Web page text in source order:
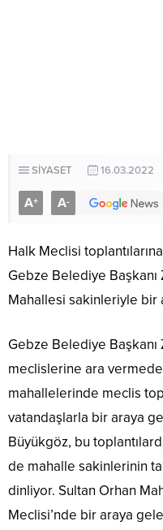
SİYASET 16.03.2022
A+ A-
Halk Meclisi
Gebze Belediye
Mahallesi sakinleriyle bir
Gebze Belediye
meclislerine ara
mahallelerinde meclis
vatandaşlarla bir araya
Büyükgöz, bu
de mahalle sakinlerinin
dinliyor. Sultan Orhan
Meclisi’nde bir araya